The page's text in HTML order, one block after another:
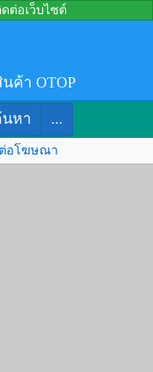
ต่อเว็บไซต์
ค้า OTOP
หา ...
อโฆษณา